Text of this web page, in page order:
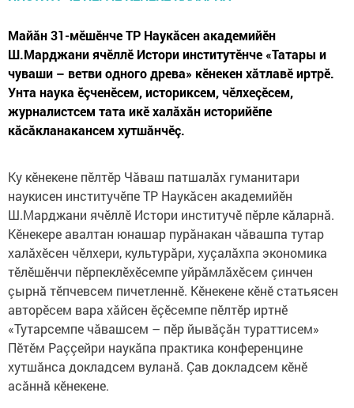
Майăн 31-мӗшӗнче ТР Наукӑсен академийӗн
Ш.Марджани ячӗллӗ Истори институтӗнче «Татары и
чуваши – ветви одного древа» кӗнекен хӑтлавӗ иртрӗ.
Унта наука ӗçченӗсем, историксем, чӗлхеçӗсем,
журналистсем тата икӗ халӑхӑн историйӗпе
кӑсӑкланакансем хутшӑнчӗç.
Ку кӗнекене пӗлтӗр Чӑваш патшалӑх гуманитари
наукисен институчӗпе ТР Наукӑсен академийӗн
Ш.Марджани ячӗллӗ Истори институчӗ пӗрле кӑларнӑ.
Кӗнекере авалтан юнашар пурӑнакан чӑвашпа тутар
халӑхӗсен чӗлхери, культурӑри, хуçалӑхпа экономика
тӗлӗшӗнчи пӗрпеклӗхӗсемпе уйрӑмлӑхӗсем çинчен
çырнӑ тӗпчевсем пичетленнӗ. Кӗнекене кӗнӗ статьясен
авторӗсем вара хăйсен ӗçӗсемпе пӗлтӗр иртнӗ
«Тутарсемпе чăвашсем – пӗр йывăçăн тураттисем»
Пӗтӗм Раççейри наукăпа практика конференцине
хутшăнса докладсем вуланă. Çав докладсем кӗнӗ
асăннă кӗнекене.